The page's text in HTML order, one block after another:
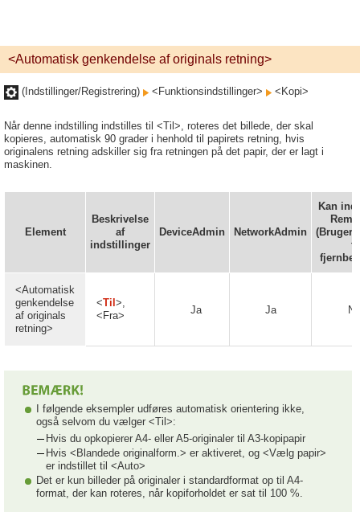
<Automatisk genkendelse af originals retning>
(Indstillinger/Registrering) <Funktionsindstillinger> <Kopi>
Når denne indstilling indstilles til <Til>, roteres det billede, der skal
kopieres, automatisk 90 grader i henhold til papirets retning, hvis
originalens retning adskiller sig fra retningen på det papir, der er lagt i
maskinen.
Element
Beskrivelse
af
indstillinger
DeviceAdmin NetworkAdmin
Kan
til
<Automatisk
genkendelse
af originals
retning>
<Til >,
<Fra>
Ja Ja
I følgende eksempler udføres automatisk orientering ikke,
også selvom du vælger <Til>:
Hvis du opkopierer A4- eller A5-originaler til A3-kopipapir
Hvis <Blandede originalform.> er aktiveret, og <Vælg papir>
er indstillet til <Auto>
Det er kun billeder på originaler i standardformat op til A4-
format, der kan roteres, når kopiforholdet er sat til 100 %.